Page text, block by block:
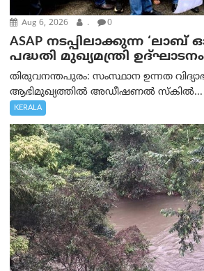
Aug 6, 2026 . 0
ASAP നടപ്പിലാക്കുന്ന
പദ്ധതി മുഖ്യമന്ത്രി
തിരുവനന്തപുരം: സംസ്ഥാന ഉന്നത
ആഭിമുഖ്യത്തിൽ അഡീഷണൽ സ്കിൽ...
KERALA